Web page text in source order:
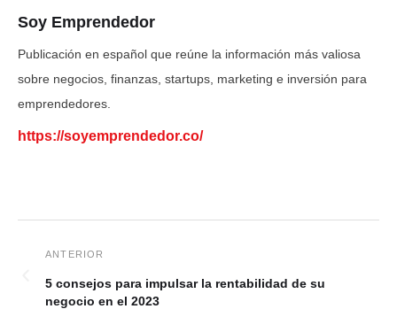
Soy Emprendedor
Publicación en español que reúne la información más valiosa
sobre negocios, finanzas, startups, marketing e inversión para
emprendedores.
https://soyemprendedor.co/
5 consejos para impulsar la rentabilidad de su
negocio en el 2023